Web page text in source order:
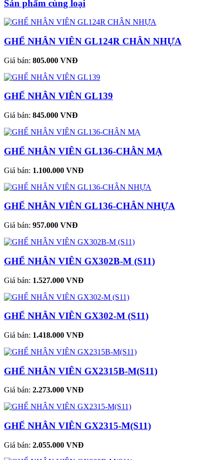
Sản phẩm cùng loại
GHẾ NHÂN VIÊN GL124R CHÂN NHỰA
Giá bán: 805.000 VNĐ
GHẾ NHÂN VIÊN GL139
Giá bán: 845.000 VNĐ
GHẾ NHÂN VIÊN GL136-CHÂN MẠ
Giá bán: 1.100.000 VNĐ
GHẾ NHÂN VIÊN GL136-CHÂN NHỰA
Giá bán: 957.000 VNĐ
GHẾ NHÂN VIÊN GX302B-M (S11)
Giá bán: 1.527.000 VNĐ
GHẾ NHÂN VIÊN GX302-M (S11)
Giá bán: 1.418.000 VNĐ
GHẾ NHÂN VIÊN GX2315B-M(S11)
Giá bán: 2.273.000 VNĐ
GHẾ NHÂN VIÊN GX2315-M(S11)
Giá bán: 2.055.000 VNĐ